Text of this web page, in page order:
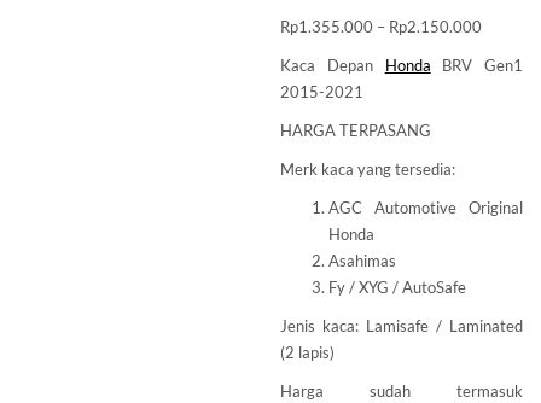
Rp1.355.000 – Rp2.150.000
Kaca Depan Honda BRV Gen1
2015-2021
HARGA TERPASANG
Merk kaca yang tersedia:
AGC Automotive Original
Honda
Asahimas
Fy / XYG / AutoSafe
Jenis kaca: Lamisafe / Laminated
(2 lapis)
Harga sudah termasuk